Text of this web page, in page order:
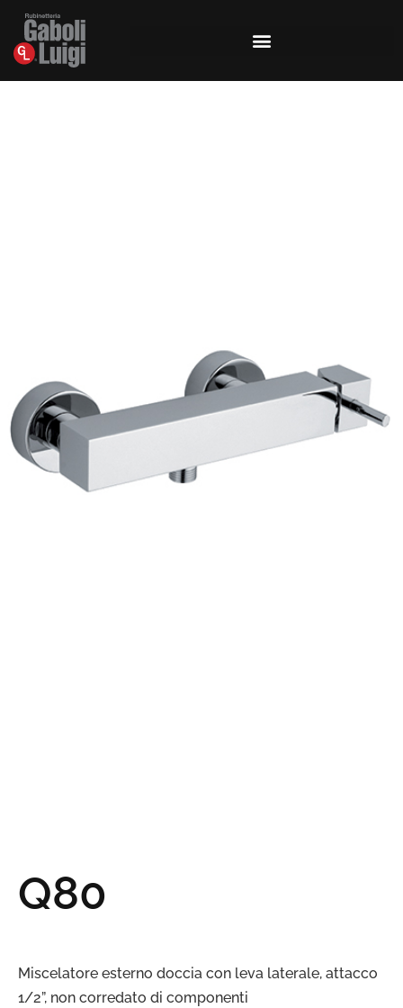
Q80
Miscelatore esterno doccia con leva laterale, attacco
1/2”, non corredato di componenti